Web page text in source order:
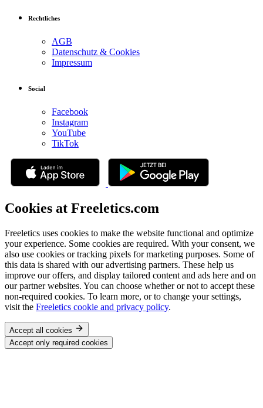
Rechtliches
AGB
Datenschutz & Cookies
Impressum
Social
Facebook
Instagram
YouTube
TikTok
Cookies at Freeletics.com
Freeletics uses cookies to make the website functional and optimize
your experience. Some cookies are required. With your consent, we
also use cookies or tracking pixels for marketing purposes. Some of
this data is shared with our advertising partners. These help us
improve our offers, and display tailored content and ads here and on
our partner websites. You can choose whether or not to accept these
non-required cookies. To learn more, or to change your settings,
visit the Freeletics cookie and privacy policy.
Accept all cookies
Accept only required cookies